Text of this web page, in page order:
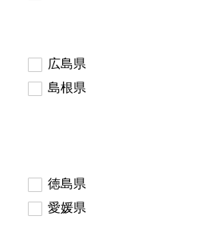
広島県
島根県
徳島県
愛媛県